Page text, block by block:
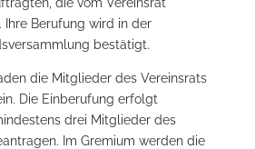
Ihre Berufung wird in der
bestätigt.
die Mitglieder des Vereinsrats
Die Einberufung erfolgt
drei Mitglieder des
Im Gremium werden die